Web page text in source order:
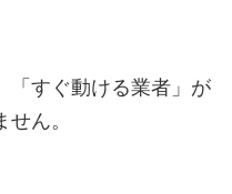
「すぐ動ける業者」が
ん。